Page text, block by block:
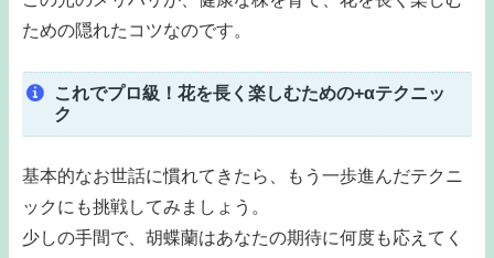
ための隠れたコツなのです。
これでプロ級！花を長く楽しむための+αテクニッ
ク
基本的なお世話に慣れてきたら、もう一歩進んだテクニ
ックにも挑戦してみましょう。
少しの手間で、胡蝶蘭はあなたの期待に何度も応えてく